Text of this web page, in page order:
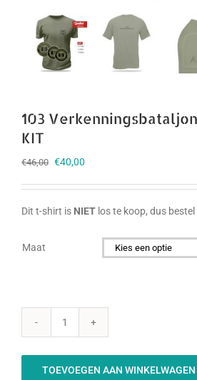
103
KIT
€46,00 Oorspronkelijke
was:
€46,00.
€40,00
is:
€40,00.
Dit t-shirt is NIET los te koop, dus bestel
Maat
103
A-
Eskadron
TOEVOEGEN AAN WINKELWAGEN